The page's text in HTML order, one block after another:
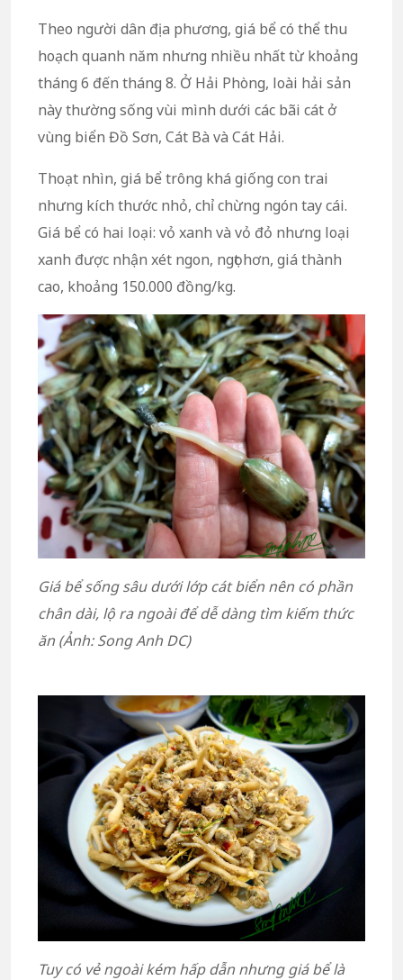
Theo người dân địa phương, giá bể có thể thu
hoạch quanh năm nhưng nhiều nhất từ khoảng
tháng 6 đến tháng 8. Ở Hải Phòng, loài hải sản
này thường sống vùi mình dưới các bãi cát ở
vùng biển Đồ Sơn, Cát Bà và Cát Hải.
Thoạt nhìn, giá bể trông khá giống con trai
nhưng kích thước nhỏ, chỉ chừng ngón tay cái.
Giá bể có hai loại: vỏ xanh và vỏ đỏ nhưng loại
xanh được nhận xét ngon, ngọt hơn, giá thành
cao, khoảng 150.000 đồng/kg.
Giá bể sống sâu dưới lớp cát biển nên có phần
chân dài, lộ ra ngoài để dễ dàng tìm kiếm thức
ăn (Ảnh: Song Anh DC)
Tuy có vẻ ngoài kém hấp dẫn nhưng giá bể là